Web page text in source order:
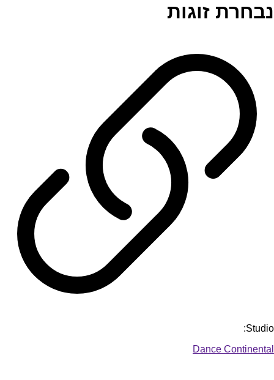
נבחרת זוגות
Studio:
Dance Continental